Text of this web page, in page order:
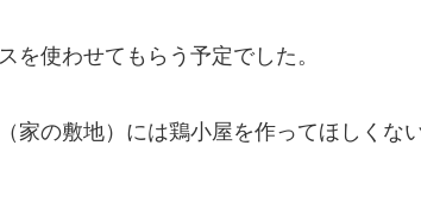
を使わせてもらう予定でした。
家の敷地）には鶏小屋を作ってほしくな